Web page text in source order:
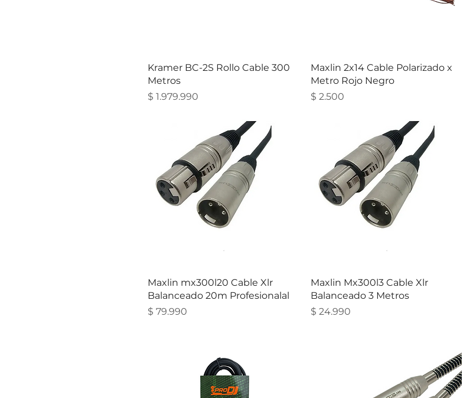
Kramer BC-2S Rollo Cable 300
Metros
Precio
$ 1.979.990
Maxlin 2x14 Cable Polarizado x
Metro Rojo Negro
Precio
$ 2.500
Maxlin mx300l20 Cable Xlr
Balanceado 20m Profesionalal
Precio
$ 79.990
Maxlin Mx300l3 Cable Xlr
Balanceado 3 Metros
Precio
$ 24.990